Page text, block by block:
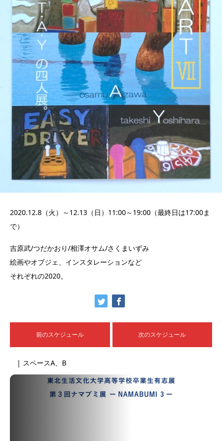
2020.12.8（火）～12.13（日）11:00～19:00（最終日は17:00ま
で）
吉原武/つだかおり/相澤オサム/さくまいずみ
絵画やオブジェ、インスタレーションなど
それぞれの2020。
前のスケジュール 次のスケジュール
| スペースA、B